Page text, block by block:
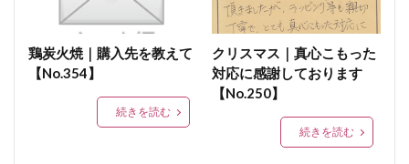
多糖類
スモークドタン
スモークドチューリンガー
スモークドハム
スモークドビーフ
スモークフレーバー
スライサー
スライス
速成くん煙法
ソフトドライソーセージ
鶏炭火焼｜購入先を教えて
【No.354】
続きを読む
クリスマス｜真心こもった
対応に感謝しております
【No.250】
続きを読む